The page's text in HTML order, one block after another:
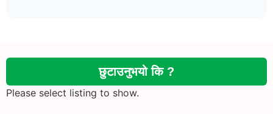
छुटाउनुभयो कि ?
Please select listing to show.